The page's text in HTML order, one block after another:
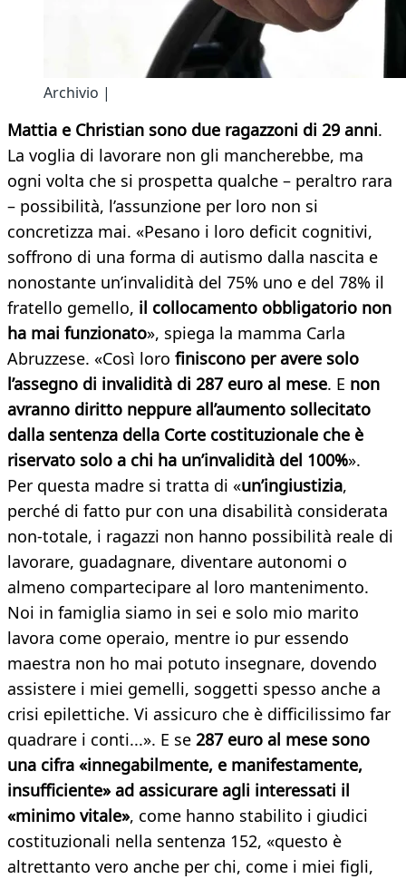
Archivio |
Mattia e Christian sono due ragazzoni di 29 anni.
La voglia di lavorare non gli mancherebbe, ma
ogni volta che si prospetta qualche – peraltro rara
– possibilità, l’assunzione per loro non si
concretizza mai. «Pesano i loro deficit cognitivi,
soffrono di una forma di autismo dalla nascita e
nonostante un’invalidità del 75% uno e del 78% il
fratello gemello, il collocamento obbligatorio non
ha mai funzionato», spiega la mamma Carla
Abruzzese. «Così loro finiscono per avere solo
l’assegno di invalidità di 287 euro al mese. E non
avranno diritto neppure all’aumento sollecitato
dalla sentenza della Corte costituzionale che è
riservato solo a chi ha un’invalidità del 100%».
Per questa madre si tratta di «un’ingiustizia,
perché di fatto pur con una disabilità considerata
non-totale, i ragazzi non hanno possibilità reale di
lavorare, guadagnare, diventare autonomi o
almeno compartecipare al loro mantenimento.
Noi in famiglia siamo in sei e solo mio marito
lavora come operaio, mentre io pur essendo
maestra non ho mai potuto insegnare, dovendo
assistere i miei gemelli, soggetti spesso anche a
crisi epilettiche. Vi assicuro che è difficilissimo far
quadrare i conti...». E se 287 euro al mese sono
una cifra «innegabilmente, e manifestamente,
insufficiente» ad assicurare agli interessati il
«minimo vitale», come hanno stabilito i giudici
costituzionali nella sentenza 152, «questo è
altrettanto vero anche per chi, come i miei figli,